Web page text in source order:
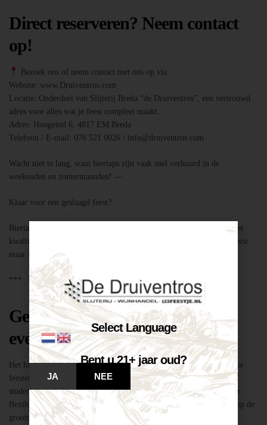
Direct reserveren? Neem contact
op!
Bezoek ons of neem contact met ons op via:
Website: www.Druiventros.com
Locatie: Onderdeel van Slijterij Breda “de Druiventros”, een vertrouwd
adres voor alles wat je feest compleet maakt.
Adres: Hoogeind 6, 4817 EM Breda
Telefoon / E-mail: 076 521 0026 / info@druiventros.com
Wacht niet te lang, want biertaps zijn vaak snel verhuurd in de
weekenden en zomermaanden! —
Klaar voor een geslaagd feest?
Biertap huren locatie Breda – snel geregeld via Druiventros.com, met
kwaliteit en service van Slijterij Breda “de Druiventros”. Laat het feest
maar komen!
***
Geschikt voor elk type feest of
evenement
Het huren van een biertap in locatie Breda is niet alleen geschikt voor
feesten thuis, maar ook voor bedrijfsevenementen, buurtfeesten,
studentenfeestjes en verenigingsactiviteiten. Dankzij de mobiliteit en
flexibiliteit van onze tapinstallaties kunnen we moeiteloos inspelen op de
grootte en aard van elk evenement.
Select Language
Bent u 21+ jaar oud?
JA NEE